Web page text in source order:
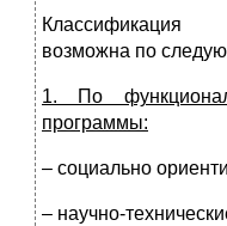
Классификация
возможна по
1. По
программы:
– социально
– научно-